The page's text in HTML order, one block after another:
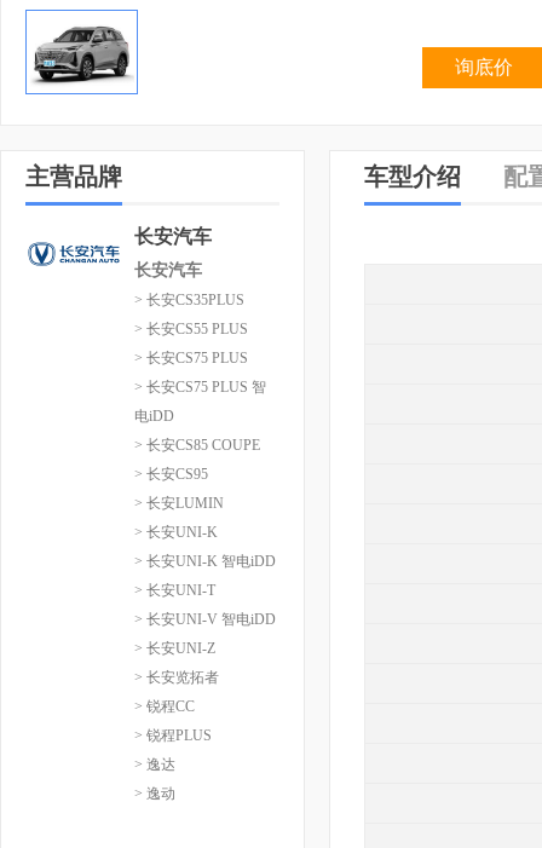
询底价
主营品牌
长安汽车
长安汽车
> 长安CS35PLUS
> 长安CS55 PLUS
> 长安CS75 PLUS
> 长安CS75 PLUS 智
电iDD
> 长安CS85 COUPE
> 长安CS95
> 长安LUMIN
> 长安UNI-K
> 长安UNI-K 智电iDD
> 长安UNI-T
> 长安UNI-V 智电iDD
> 长安UNI-Z
> 长安览拓者
> 锐程CC
> 锐程PLUS
> 逸达
> 逸动
车型介绍 配